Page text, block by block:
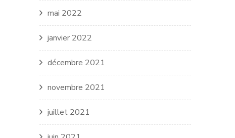
mai 2022
janvier 2022
décembre 2021
novembre 2021
juillet 2021